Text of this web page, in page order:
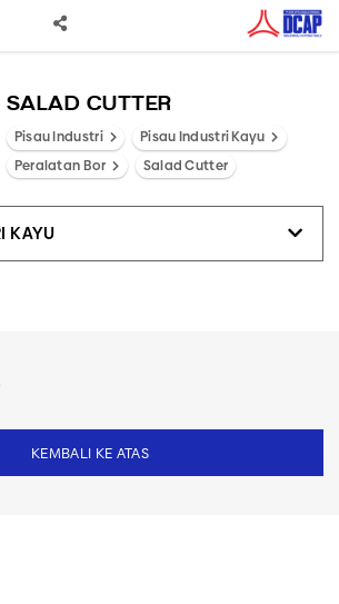
SALAD CUTTER
Pisau Industri
Pisau Industri Kayu
Peralatan Bor
Salad Cutter
KAYU
KEMBALI KE ATAS